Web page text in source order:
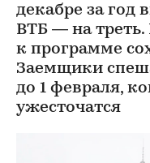
декабре за год
ВТБ — на
к программе
Заемщики
до 1 февраля,
ужесточатся